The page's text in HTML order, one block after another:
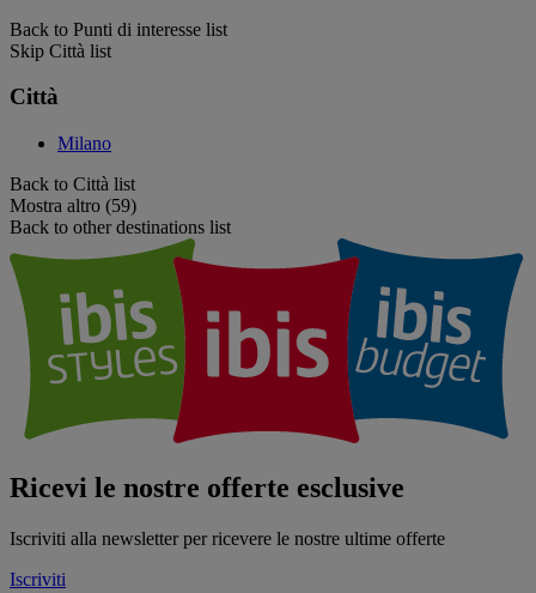
Back to Punti di interesse list
Skip Città list
Città
Milano
Back to Città list
Mostra altro (59)
Back to other destinations list
Ricevi le nostre offerte esclusive
Iscriviti alla newsletter per ricevere le nostre ultime offerte
Iscriviti